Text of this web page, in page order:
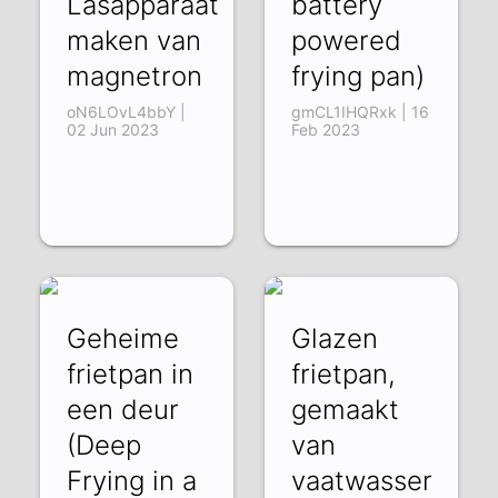
maken van
magnetron
oN6LOvL4bbY |
02 Jun 2023
powered
frying pan)
gmCL1IHQRxk | 16
Feb 2023
Geheime
frietpan in
een deur
(Deep
Frying in a
Glazen
frietpan,
gemaakt
van
vaatwasser